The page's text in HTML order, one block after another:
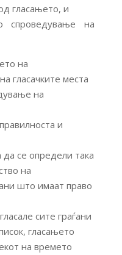
гласањето, и
на
на
гласачките места
на
и
се определи така
на
што имаат право
сите граѓани
гласањето
на времето